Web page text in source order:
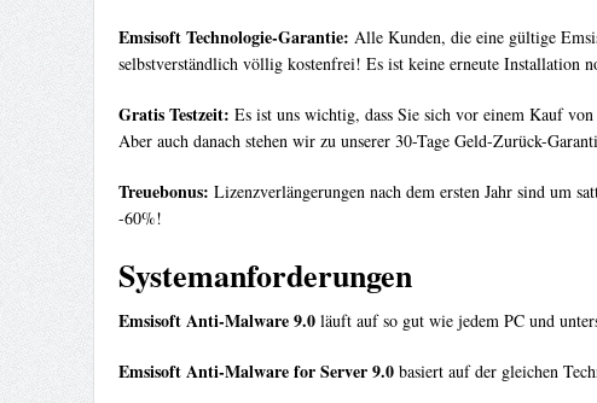
Emsisoft Technologie-Garantie: Alle Kunden, die eine gültige
selbstverständlich völlig kostenfrei! Es ist keine erneute Installation
Gratis Testzeit: Es ist uns wichtig, dass Sie sich vor einem Kauf
Aber auch danach stehen wir zu unserer 30-Tage Geld-Zurück-
Treuebonus: Lizenzverlängerungen nach dem ersten Jahr sind um
-60%!
Systemanforderungen
Emsisoft Anti-Malware 9.0läuft auf so gut wie jedem PC und
Emsisoft Anti-Malware for Server 9.0basiert auf der gleichen